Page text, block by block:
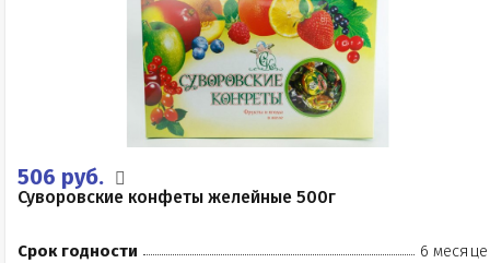
506 руб.
Суворовские конфеты желейные 500г
Срок годности
6